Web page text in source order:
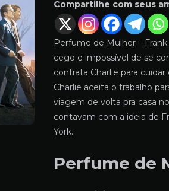
Compartilhe com seus
Perfume de Mulher –
cego e impossível de se
contrata Charlie para
Charlie aceita o trabalho
viagem de volta pra casa
contavam com a ideia de
York.
Perfume de